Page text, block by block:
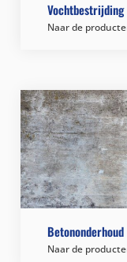
Vochtbestrijding
Naar de
Betononderhoud
Naar de